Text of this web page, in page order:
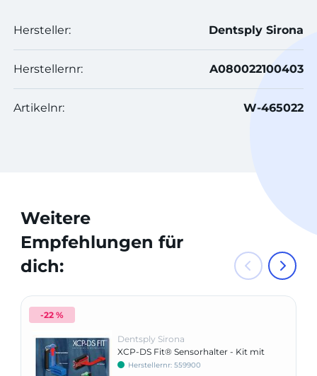
Hersteller: Dentsply Sirona
Herstellernr: A080022100403
Artikelnr: W-465022
Weitere
Empfehlungen für
dich:
-22 %
Dentsply Sirona
XCP-DS Fit® Sensorhalter - Kit mit
XCP-ORA
Herstellernr: 559900